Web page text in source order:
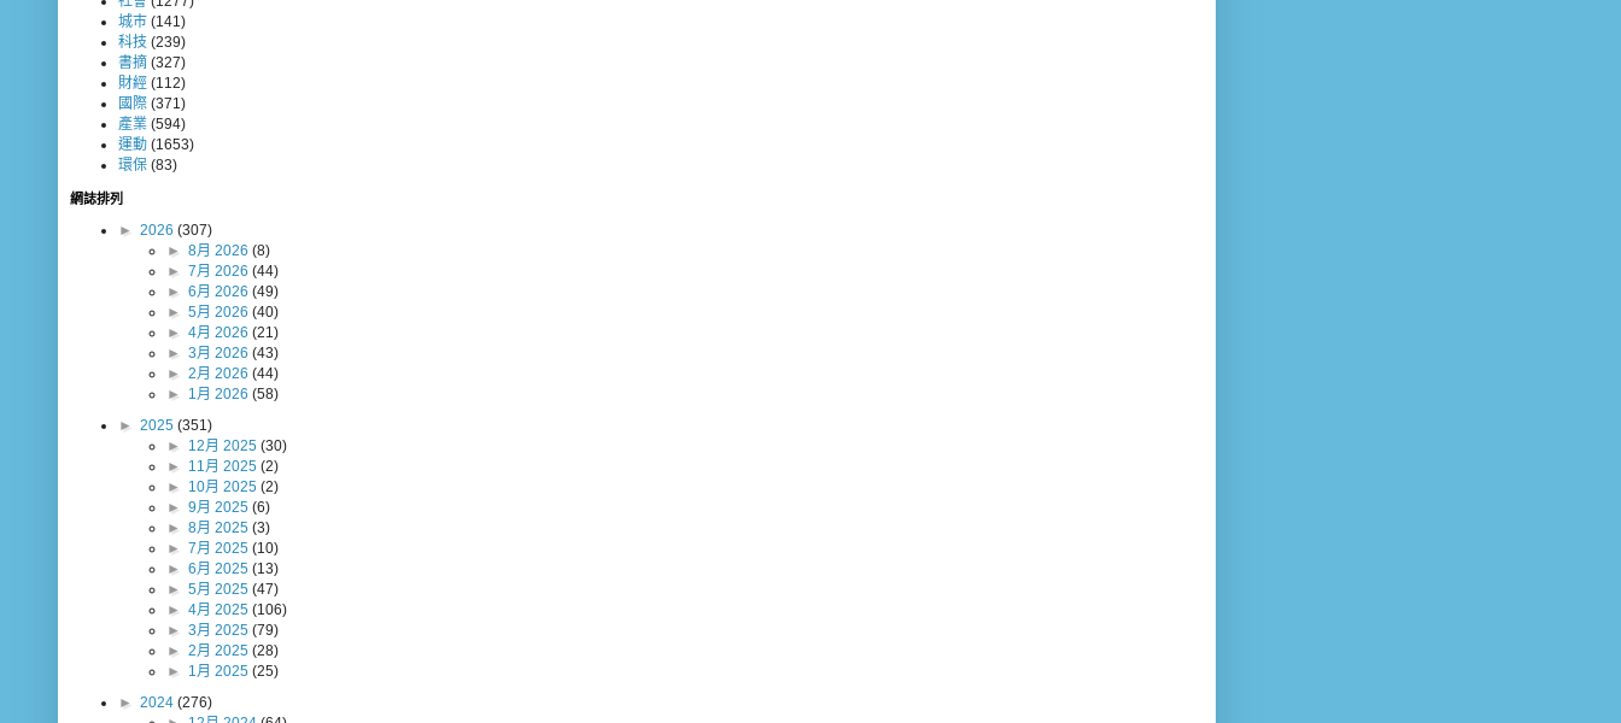
城巿 (141)
科技 (239)
書摘 (327)
財經 (112)
國際 (371)
產業 (594)
運動 (1653)
環保 (83)
網誌排列
► 2026 (307)
► 8月 2026 (8)
► 7月 2026 (44)
► 6月 2026 (49)
► 5月 2026 (40)
► 4月 2026 (21)
► 3月 2026 (43)
► 2月 2026 (44)
► 1月 2026 (58)
► 2025 (351)
► 12月 2025 (30)
► 11月 2025 (2)
► 10月 2025 (2)
► 9月 2025 (6)
► 8月 2025 (3)
► 7月 2025 (10)
► 6月 2025 (13)
► 5月 2025 (47)
► 4月 2025 (106)
► 3月 2025 (79)
► 2月 2025 (28)
► 1月 2025 (25)
► 2024 (276)